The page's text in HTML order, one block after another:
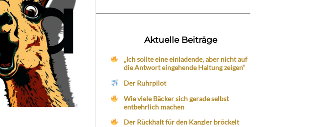
Aktuelle Beiträge
„Ich sollte eine einladende, aber nicht auf
die Antwort eingehende Haltung zeigen“
Der Ruhrpilot
Wie viele Bäcker sich gerade selbst
entbehrlich machen
Der Rückhalt für den Kanzler bröckelt